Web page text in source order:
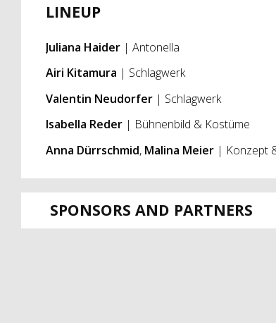
LINEUP
Juliana Haider| Antonella
Airi Kitamura | Schlagwerk
Valentin Neudorfer | Schlagwerk
Isabella Reder| Bühnenbild & Kostüme
Anna Dürrschmid,Malina Meier | Konzept
SPONSORS AND PARTNERS